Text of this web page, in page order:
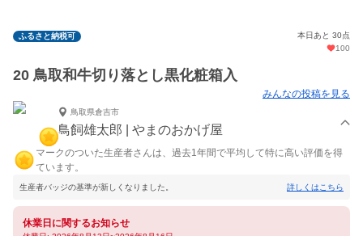
ふるさと納税可
本日あと 30点
100
20 鳥取和牛切り落とし黒化粧箱入
みんなの投稿を見る
鳥取県倉吉市
鳥飼雄太郎 | やまのおかげ屋
マークのついた生産者さんは、過去1年間で平均して特に高い評価を得
ています。
生産者バッジの基準が新しくなりました。 詳しくはこちら
休業日に関するお知らせ